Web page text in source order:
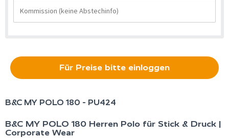
Für Preise bitte einloggen
B&C MY POLO 180 - PU424
B&C MY POLO 180 Herren Polo für Stick & Druck |
Corporate Wear